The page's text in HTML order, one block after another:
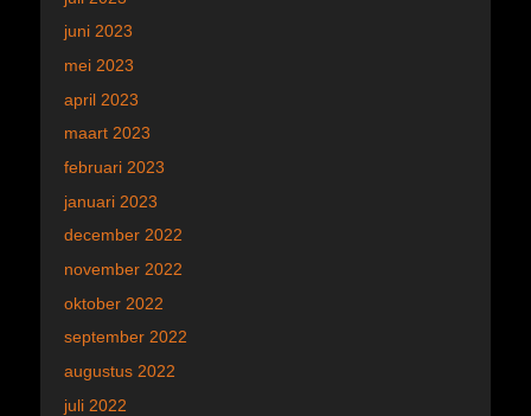
juni 2023
mei 2023
april 2023
maart 2023
februari 2023
januari 2023
december 2022
november 2022
oktober 2022
september 2022
augustus 2022
juli 2022